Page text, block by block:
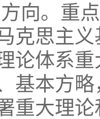
向。重
克思主
论体系
基本方
重大理